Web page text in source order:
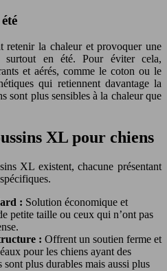
retenir la chaleur et provoquer une
surtout en été. Pour éviter cela,
et aérés, comme le coton ou le
qui retiennent davantage la
sont plus sensibles à la chaleur que
XL pour chiens
XL existent, chacune présentant
: Solution économique et
petite taille ou ceux qui n’ont pas
: Offrent un soutien ferme et
pour les chiens ayant des
plus durables mais aussi plus